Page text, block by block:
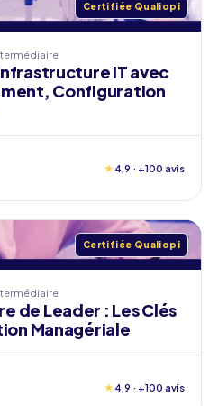
Certifiée Qualiopi
IT avec
Configuration
★ 4,9 · +100 avis
Certifiée Qualiopi
de Leader : Les Clés
Managériale
★ 4,9 · +100 avis